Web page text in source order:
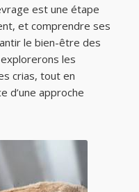
est une étape
et comprendre ses
le bien-être des
les
crias, tout en
d’une approche